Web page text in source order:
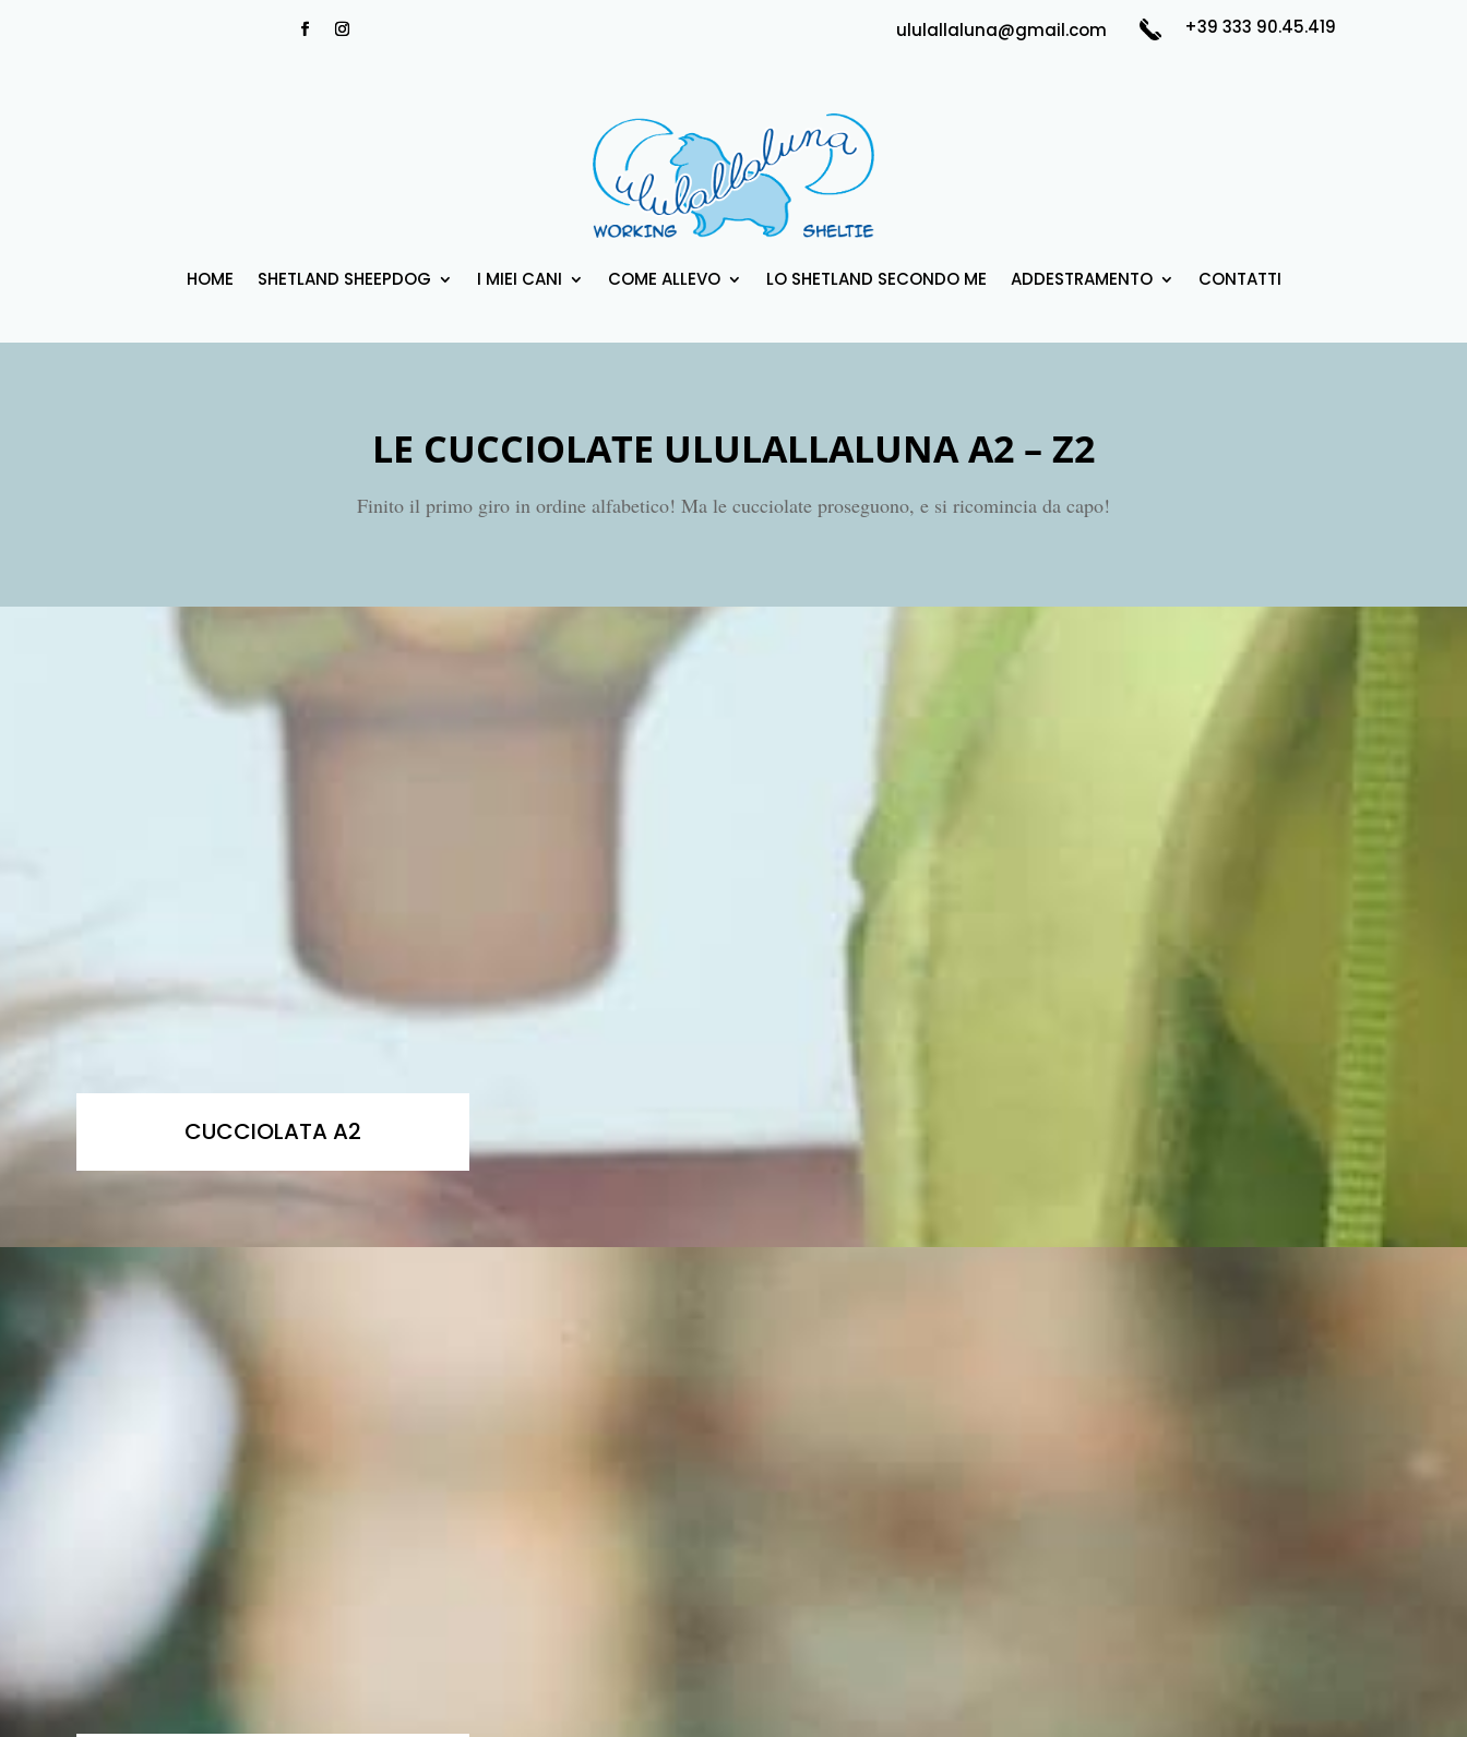
ululallaluna@gmail.com +39 333 90.45.419
HOME SHETLAND SHEEPDOG I MIEI CANI COME ALLEVO LO SHETLAND SECONDO ME ADDESTRAMENTO CONTATTI
LE CUCCIOLATE ULULALLALUNA A2 – Z2
Finito il primo giro in ordine alfabetico! Ma le cucciolate proseguono, e si ricomincia da capo!
CUCCIOLATA A2